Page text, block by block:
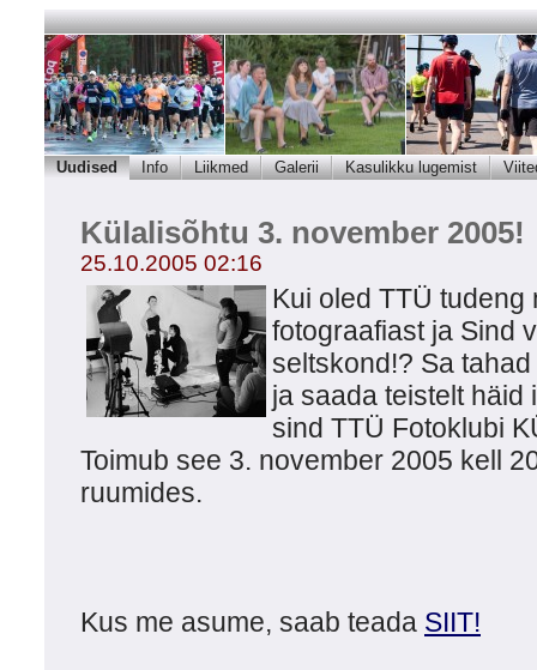
Uudised Info Liikmed Galerii Kasulikku lugemist
Külalisõhtu 3. november 2005!
25.10.2005 02:16
Kui oled TTÜ tudeng
fotograafiast ja Sind
seltskond!? Sa
ja saada teistelt häid
sind TTÜ Fotoklubi
Toimub see 3. november 2005 kell
ruumides.
Kus me asume, saab teada SIIT!